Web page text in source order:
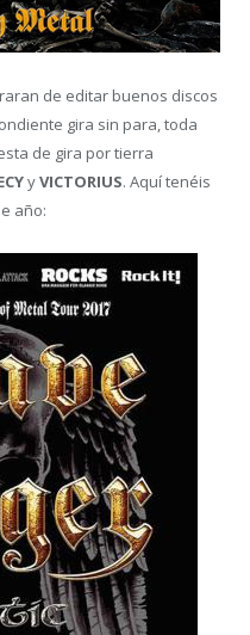
de editar buenos discos
gira sin para, toda
de gira por tierra
yVICTORIUS. Aquí tenéis
año: